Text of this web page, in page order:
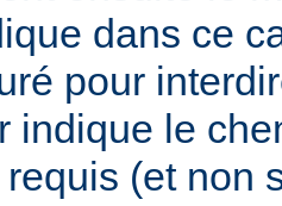
dans ce
pour
indique le
(et non